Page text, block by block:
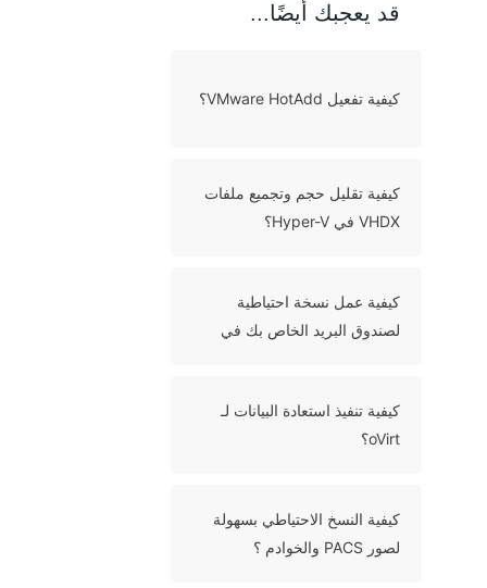
قد يعجبك أيضًا...
كيفية تفعيل VMware HotAdd؟
كيفية تقليل حجم وتجميع ملفات
VHDX في Hyper-V؟
كيفية عمل نسخة احتياطية
لصندوق البريد الخاص بك في
كيفية تنفيذ استعادة البيانات لـ
oVirt؟
كيفية النسخ الاحتياطي بسهولة
لصور PACS والخوادم ؟